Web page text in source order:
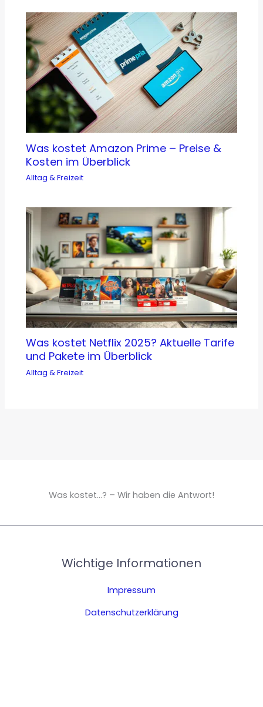
Was kostet Amazon Prime – Preise &
Kosten im Überblick
Alltag & Freizeit
Was kostet Netflix 2025? Aktuelle Tarife
und Pakete im Überblick
Alltag & Freizeit
Was kostet...? – Wir haben die Antwort!
Wichtige Informationen
Impressum
Datenschutzerklärung